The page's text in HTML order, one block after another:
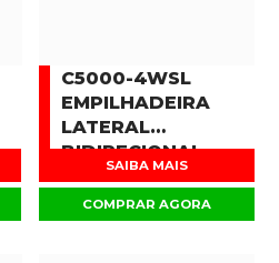
C5000-4WSL
EMPILHADEIRA
LATERAL
BIDIRECIONAL
SAIBA MAIS
COMPRAR AGORA